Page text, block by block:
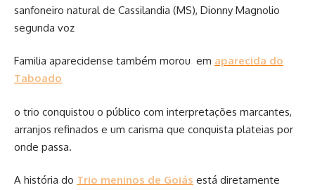
sanfoneiro natural de Cassilandia (MS), Dionny Magnolio
segunda voz
Familia aparecidense também morou em aparecida do
Taboado
o trio conquistou o público com interpretações marcantes,
arranjos refinados e um carisma que conquista plateias por
onde passa.
A história do Trio meninos de Goiás está diretamente